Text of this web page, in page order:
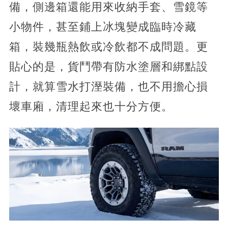
備，側邊箱還能用來收納手套、雪鏡等
小物件，甚至鋪上冰塊變成臨時冷藏
箱，裝幾瓶熱飲或冷飲都不成問題。更
貼心的是，貨鬥帶有防水塗層和綁點設
計，就算雪水打溼裝備，也不用擔心損
壞車廂，清理起來也十分方便。